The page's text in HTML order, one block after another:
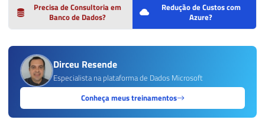
Precisa de Consultoria em
Banco de Dados?
Redução de Custos com
Azure?
Dirceu Resende
Especialista na plataforma de Dados Microsoft
Conheça meus treinamentos